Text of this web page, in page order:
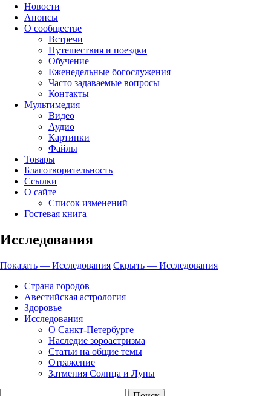
up
Новости
Анонсы
О сообществе
Встречи
Путешествия и поездки
Обучение
Еженедельные богослужения
Часто задаваемые вопросы
Контакты
Мультимедия
Видео
Аудио
Картинки
Файлы
Товары
Благотворительность
Ссылки
О сайте
Список изменений
Гостевая книга
Исследования
Показать — Исследования Скрыть — Исследования
Страна городов
Авестийская астрология
Здоровье
Исследования
О Санкт-Петербурге
Наследие зороастризма
Cтатьи на общие темы
Отражение
Затмения Солнца и Луны